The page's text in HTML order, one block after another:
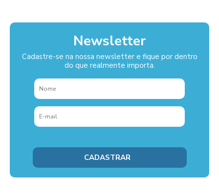
Newsletter
Cadastre-se na nossa newsletter e fique por dentro
do que realmente importa.